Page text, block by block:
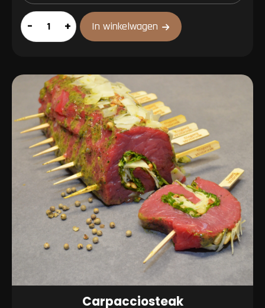
Spareribs
gebraden
– + In winkelwagen
Carpacciosteak